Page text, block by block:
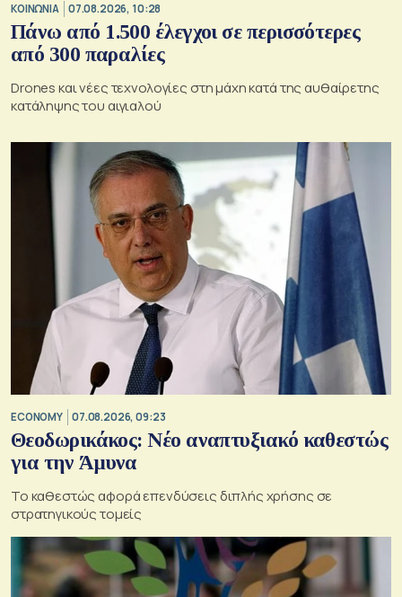
ΚΟΙΝΩΝΙΑ 07.08.2026, 10:28
Πάνω από 1.500 έλεγχοι σε περισσότερες
από 300 παραλίες
Drones και νέες τεχνολογίες στη μάχη κατά της αυθαίρετης
κατάληψης του αιγιαλού
ECONOMY 07.08.2026, 09:23
Θεοδωρικάκος: Νέο αναπτυξιακό καθεστώς
για την Άμυνα
Το καθεστώς αφορά επενδύσεις διπλής χρήσης σε
στρατηγικούς τομείς